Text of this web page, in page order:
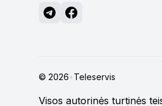
© 2026•Teleservis
Visos autorinės turtinės